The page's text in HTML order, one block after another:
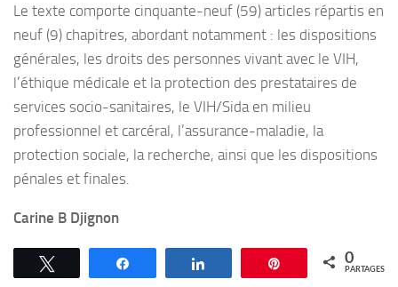
Le texte comporte cinquante-neuf (59) articles répartis en
neuf (9) chapitres, abordant notamment : les dispositions
générales, les droits des personnes vivant avec le VIH,
l’éthique médicale et la protection des prestataires de
services socio-sanitaires, le VIH/Sida en milieu
professionnel et carcéral, l’assurance-maladie, la
protection sociale, la recherche, ainsi que les dispositions
pénales et finales.
Carine B Djignon
Épingle 0
PARTAGES